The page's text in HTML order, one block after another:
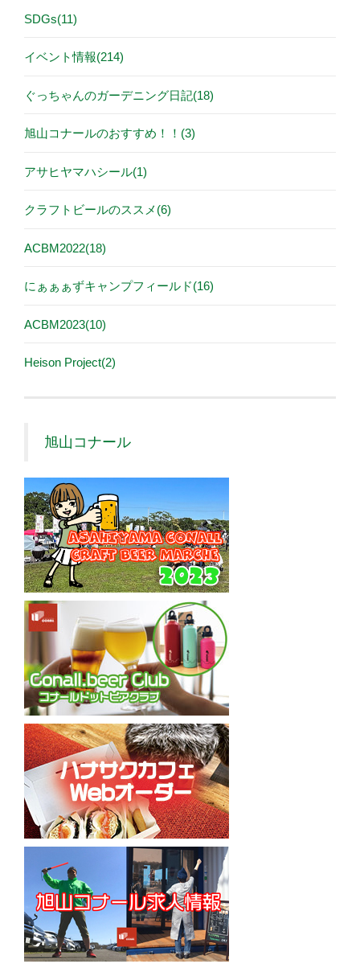
SDGs(11)
イベント情報(214)
ぐっちゃんのガーデニング日記(18)
旭山コナールのおすすめ！！(3)
アサヒヤマハシール(1)
クラフトビールのススメ(6)
ACBM2022(18)
にぁぁぁずキャンプフィールド(16)
ACBM2023(10)
Heison Project(2)
旭山コナール